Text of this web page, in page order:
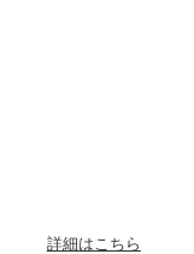
詳細はこちら